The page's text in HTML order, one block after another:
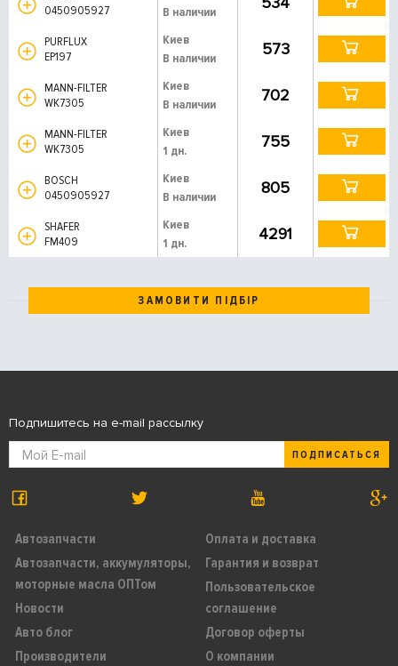
0450905927
В наличии
PURFLUX
EP197
Киев
В наличии
573
MANN-FILTER
WK7305
Киев
В наличии
702
MANN-FILTER
WK7305
Киев
1 дн.
755
BOSCH
0450905927
Киев
В наличии
805
SHAFER
FM409
Киев
1 дн.
4291
ЗАМОВИТИ ПІДБІР
Автозапчасти
Автозапчасти, аккумуляторы,
моторные масла ОПТом
Новости
Авто блог
Производители
Оплата и доставка
Гарантия и возврат
Пользовательское
соглашение
Договор оферты
О компании
Подпишитесь на e-mail рассылку
ПОДПИСАТЬСЯ